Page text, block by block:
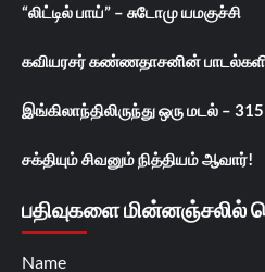
“லிட்டில் பாய்” – சுடோமு யமகுச்சி
கவியரசர் கண்ணதாசனின்
இங்கிலாந்திலிருந்து ஒரு மடல் – 315
சக்தியும் சிவனும் நித்தியம் ஆவார்!
பதிவுகளை மின்னஞ்சலில்
Name